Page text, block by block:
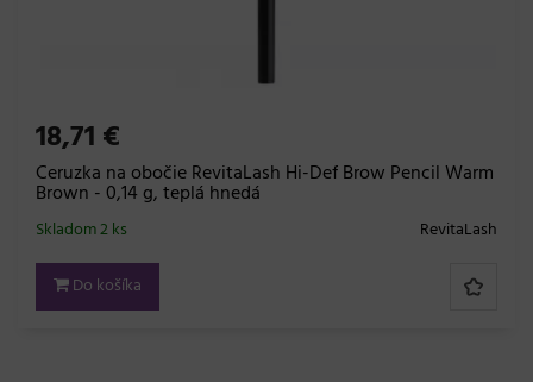
18,71 €
Ceruzka na obočie RevitaLash Hi-Def Brow Pencil Warm
Brown - 0,14 g, teplá hnedá
RevitaLash
Skladom 2 ks
Do košíka